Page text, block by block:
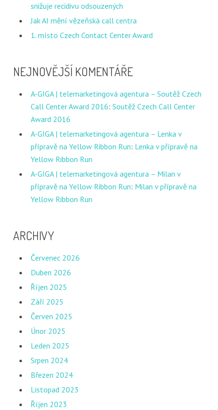
snižuje recidivu odsouzených
Jak AI mění vězeňská call centra
1. místo Czech Contact Center Award
NEJNOVĚJŠÍ KOMENTÁŘE
A-GIGA | telemarketingová agentura – Soutěž Czech
Call Center Award 2016: Soutěž Czech Call Center
Award 2016
A-GIGA | telemarketingová agentura – Lenka v
přípravě na Yellow Ribbon Run: Lenka v přípravě na
Yellow Ribbon Run
A-GIGA | telemarketingová agentura – Milan v
přípravě na Yellow Ribbon Run: Milan v přípravě na
Yellow Ribbon Run
ARCHIVY
Červenec 2026
Duben 2026
Říjen 2025
Září 2025
Červen 2025
Únor 2025
Leden 2025
Srpen 2024
Březen 2024
Listopad 2023
Říjen 2023